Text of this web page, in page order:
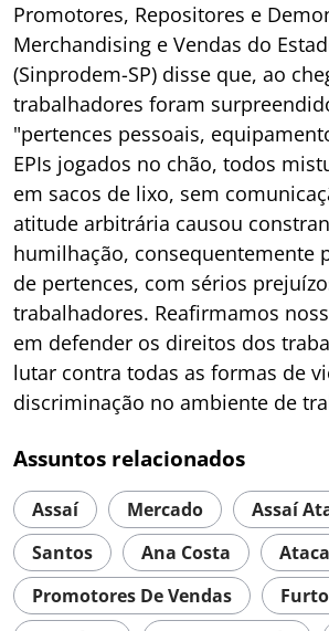
Promotores, Repositores e
Merchandising e Vendas do
(Sinprodem-SP) disse que, ao
trabalhadores foram
"pertences pessoais,
EPIs jogados no chão, todos
em sacos de lixo, sem
atitude arbitrária causou
humilhação, consequentemente
de pertences, com sérios
trabalhadores. Reafirmamos
em defender os direitos dos
lutar contra todas as formas de
discriminação no ambiente de
Assuntos relacionados
Assaí Mercado
Assaí
Santos
Ana Costa
Promotores De Vendas